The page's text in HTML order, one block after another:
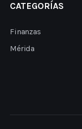
CATEGORÍAS
Finanzas
Mérida